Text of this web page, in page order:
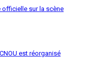
officielle sur la scène
est réorganisé